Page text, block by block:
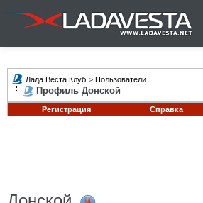
Лада Веста Клуб > Пользователи
Профиль Донской
Регистрация Справка